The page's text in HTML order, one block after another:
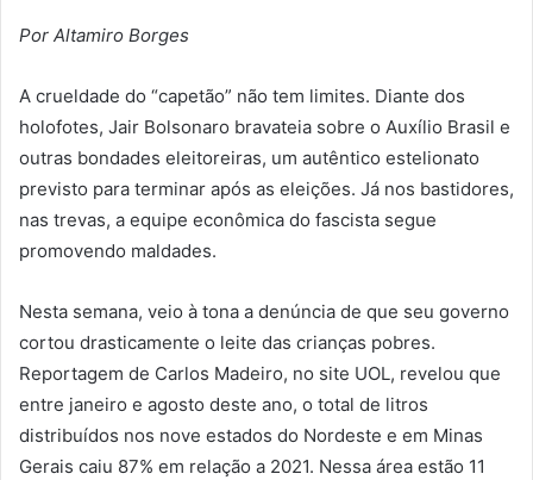
Por Altamiro Borges
A crueldade do “capetão” não tem limites. Diante dos
holofotes, Jair Bolsonaro bravateia sobre o Auxílio Brasil e
outras bondades eleitoreiras, um autêntico estelionato
previsto para terminar após as eleições. Já nos bastidores,
nas trevas, a equipe econômica do fascista segue
promovendo maldades.
Nesta semana, veio à tona a denúncia de que seu governo
cortou drasticamente o leite das crianças pobres.
Reportagem de Carlos Madeiro, no site UOL, revelou que
entre janeiro e agosto deste ano, o total de litros
distribuídos nos nove estados do Nordeste e em Minas
Gerais caiu 87% em relação a 2021. Nessa área estão 11